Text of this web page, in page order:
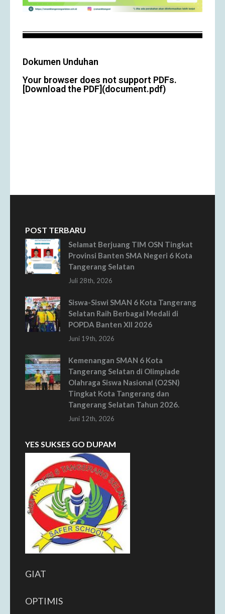
Dokumen Unduhan
Your browser does not support PDFs.
[Download the PDF](document.pdf)
POST TERBARU
Selamat Berjuang TIM OSN Tingkat
Provinsi Banten SMA Negeri 6 Kota
Tangerang Selatan
Juli 28th, 2026
Siswa-Siswi SMAN 6 Kota Tangerang
Selatan Raih Berbagai Medali di
POPDA Banten XII 2026
Juni 19th, 2026
Kemenangan SMAN 6 Kota
Tangerang Selatan di Olimpiade
Olahraga Siswa Nasional (O2SN)
Tingkat Kota Tangerang dan
Tangerang Selatan Tahun 2026.
Juni 12th, 2026
YES SUKSES GO DUPAM
GIAT
OPTIMIS